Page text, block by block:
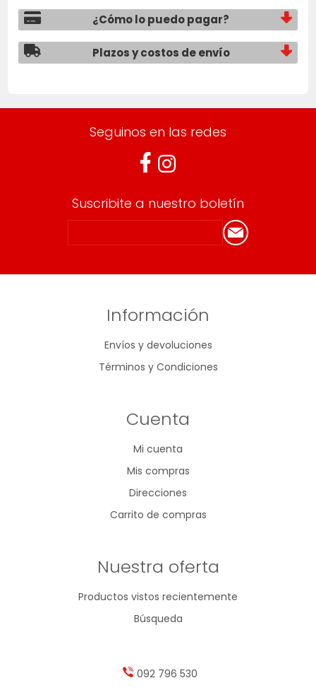
¿Cómo lo puedo pagar?
Plazos y costos de envío
Seguinos en las redes
Suscribite a nuestro boletín
Información
Envíos y devoluciones
Términos y Condiciones
Cuenta
Mi cuenta
Mis compras
Direcciones
Carrito de compras
Nuestra oferta
Productos vistos recientemente
Búsqueda
092 796 530